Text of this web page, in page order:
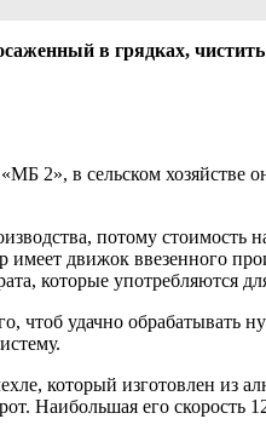
в грядках,
2», в сельском
потому стоимость
имеет движок ввезенного
которые употребляются
чтоб удачно
который изготовлен из
Наибольшая его